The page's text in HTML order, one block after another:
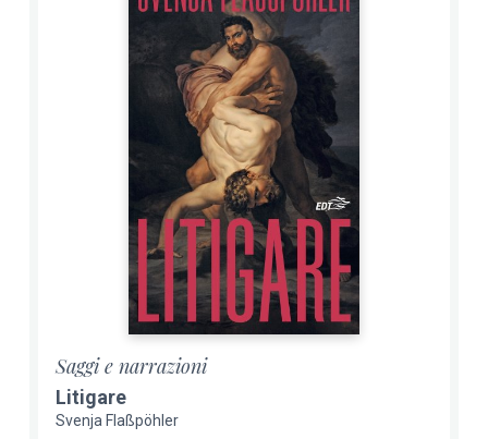
Saggi e narrazioni
Litigare
Svenja Flaßpöhler